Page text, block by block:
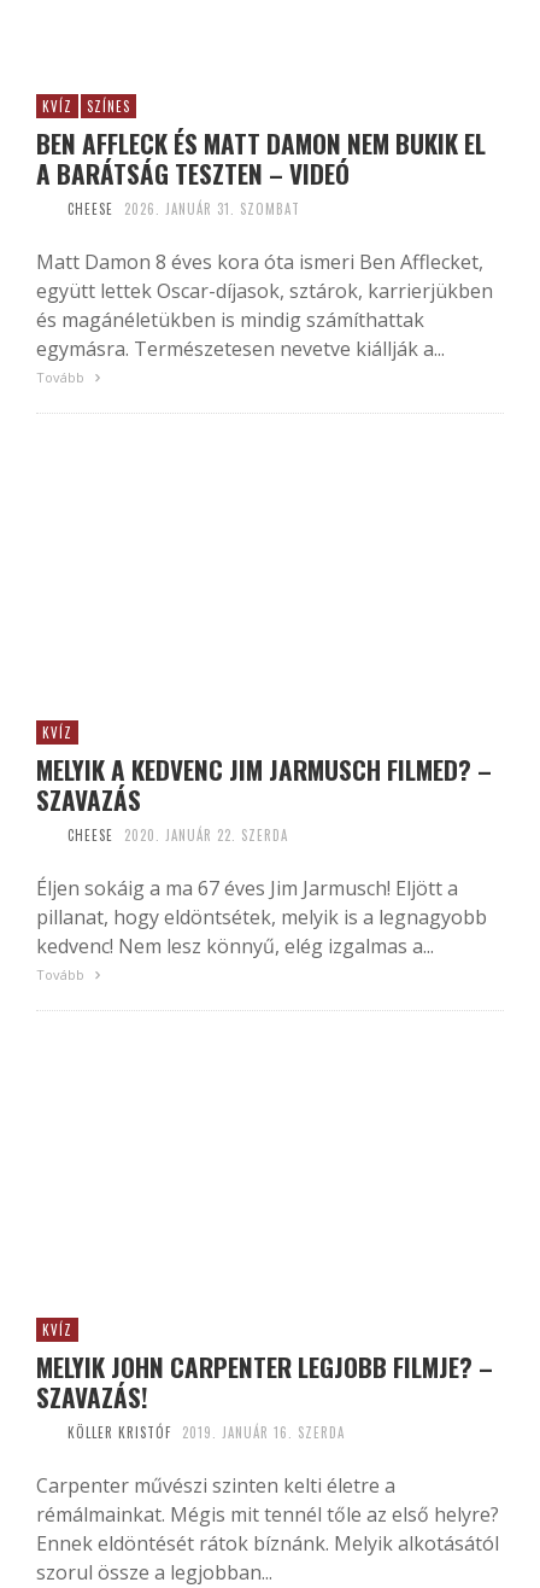
KVÍZ SZÍNES
BEN AFFLECK ÉS MATT DAMON NEM BUKIK EL
A BARÁTSÁG TESZTEN – VIDEÓ
CHEESE 2026. JANUÁR 31. SZOMBAT
Matt Damon 8 éves kora óta ismeri Ben Afflecket,
együtt lettek Oscar-díjasok, sztárok, karrierjükben
és magánéletükben is mindig számíthattak
egymásra. Természetesen nevetve kiállják a...
Tovább
KVÍZ
MELYIK A KEDVENC JIM JARMUSCH FILMED? –
SZAVAZÁS
CHEESE 2020. JANUÁR 22. SZERDA
Éljen sokáig a ma 67 éves Jim Jarmusch! Eljött a
pillanat, hogy eldöntsétek, melyik is a legnagyobb
kedvenc! Nem lesz könnyű, elég izgalmas a...
Tovább
KVÍZ
MELYIK JOHN CARPENTER LEGJOBB FILMJE? –
SZAVAZÁS!
KÖLLER KRISTÓF 2019. JANUÁR 16. SZERDA
Carpenter művészi szinten kelti életre a
rémálmainkat. Mégis mit tennél tőle az első helyre?
Ennek eldöntését rátok bíznánk. Melyik alkotásától
szorul össze a legjobban...